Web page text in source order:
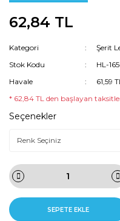
62,84 TL
Kategori
Şerit
Stok Kodu
HL-
Havale
61,59
* 62,84 TL den başlayan
Seçenekler
SEPETE EKLE